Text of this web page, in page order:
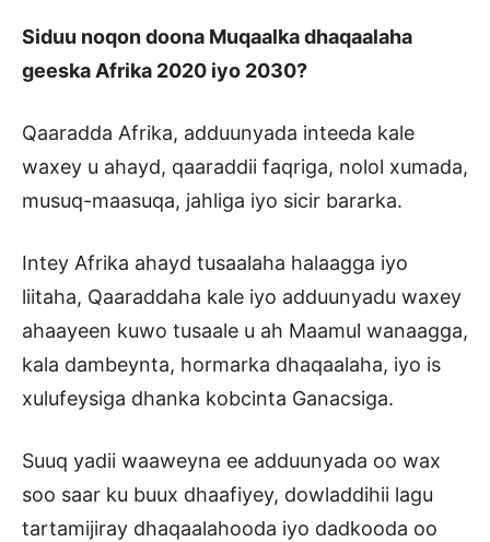
Siduu noqon doona Muqaalka dhaqaalaha
geeska Afrika 2020 iyo 2030?
Qaaradda Afrika, adduunyada inteeda kale
waxey u ahayd, qaaraddii faqriga, nolol xumada,
musuq-maasuqa, jahliga iyo sicir bararka.
Intey Afrika ahayd tusaalaha halaagga iyo
liitaha, Qaaraddaha kale iyo adduunyadu waxey
ahaayeen kuwo tusaale u ah Maamul wanaagga,
kala dambeynta, hormarka dhaqaalaha, iyo is
xulufeysiga dhanka kobcinta Ganacsiga.
Suuq yadii waaweyna ee adduunyada oo wax
soo saar ku buux dhaafiyey, dowladdihii lagu
tartamijiray dhaqaalahooda iyo dadkooda oo